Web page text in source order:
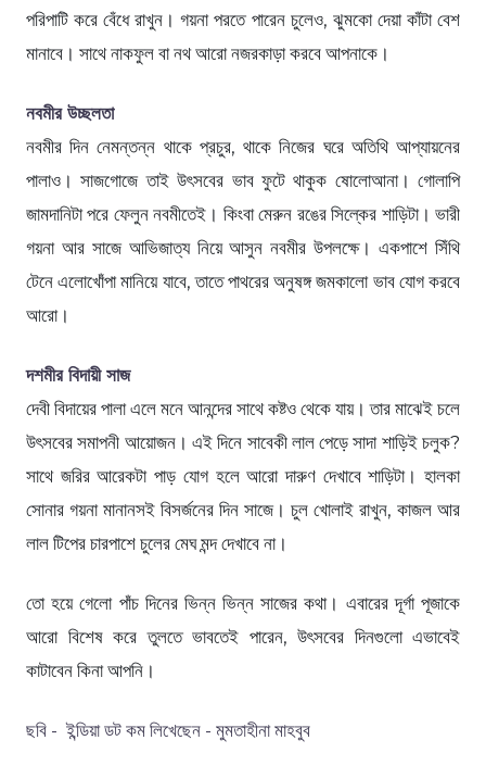
পরিপাটি করে বেঁধে রাখুন। গয়না পরতে পারেন চুলেও, ঝুমকো দেয়া কাঁটা বেশ
মানাবে। সাথে নাকফুল বা নথ আরো নজরকাড়া করবে আপনাকে।
নবমীর উচ্ছলতা
নবমীর দিন নেমন্তন্ন থাকে প্রচুর, থাকে নিজের ঘরে অতিথি আপ্যায়নের
পালাও। সাজগোজে তাই উৎসবের ভাব ফুটে থাকুক ষোলোআনা। গোলাপি
জামদানিটা পরে ফেলুন নবমীতেই। কিংবা মেরুন রঙের সিল্কের শাড়িটা। ভারী
গয়না আর সাজে আভিজাত্য নিয়ে আসুন নবমীর উপলক্ষে। একপাশে সিঁথি
টেনে এলোখোঁপা মানিয়ে যাবে, তাতে পাথরের অনুষঙ্গ জমকালো ভাব যোগ করবে
আরো।
দশমীর বিদায়ী সাজ
দেবী বিদায়ের পালা এলে মনে আনন্দের সাথে কষ্টও থেকে যায়। তার মাঝেই চলে
উৎসবের সমাপনী আয়োজন। এই দিনে সাবেকী লাল পেড়ে সাদা শাড়িই চলুক?
সাথে জরির আরেকটা পাড় যোগ হলে আরো দারুণ দেখাবে শাড়িটা। হালকা
সোনার গয়না মানানসই বিসর্জনের দিন সাজে। চুল খোলাই রাখুন, কাজল আর
লাল টিপের চারপাশে চুলের মেঘ মন্দ দেখাবে না।
তো হয়ে গেলো পাঁচ দিনের ভিন্ন ভিন্ন সাজের কথা। এবারের দূর্গা পূজাকে
আরো বিশেষ করে তুলতে ভাবতেই পারেন, উৎসবের দিনগুলো এভাবেই
কাটাবেন কিনা আপনি।
ছবি - ইন্ডিয়া ডট কম লিখেছেন - মুমতাহীনা মাহবুব